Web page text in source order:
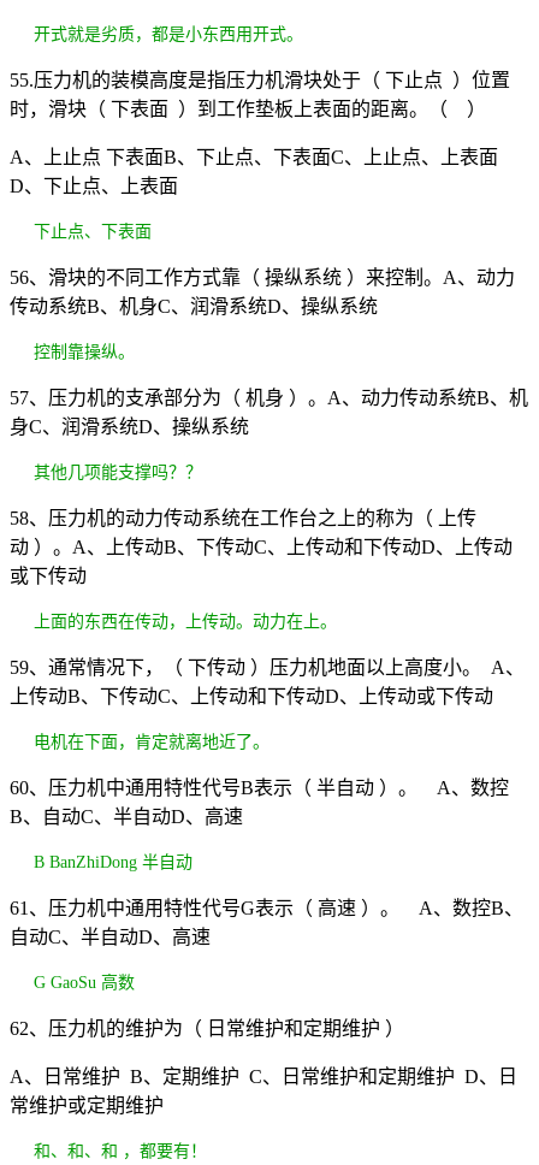
开式就是劣质，都是小东西用开式。
55.压力机的装模高度是指压力机滑块处于（ 下止点 ）位置
时，滑块（ 下表面 ）到工作垫板上表面的距离。（ ）
A、上止点 下表面B、下止点、下表面C、上止点、上表面
D、下止点、上表面
下止点、下表面
56、滑块的不同工作方式靠（ 操纵系统 ）来控制。A、动力
传动系统B、机身C、润滑系统D、操纵系统
控制靠操纵。
57、压力机的支承部分为（ 机身 ）。A、动力传动系统B、机
身C、润滑系统D、操纵系统
其他几项能支撑吗？？
58、压力机的动力传动系统在工作台之上的称为（ 上传
动 ）。A、上传动B、下传动C、上传动和下传动D、上传动
或下传动
上面的东西在传动，上传动。动力在上。
59、通常情况下，（ 下传动 ）压力机地面以上高度小。 A、
上传动B、下传动C、上传动和下传动D、上传动或下传动
电机在下面，肯定就离地近了。
60、压力机中通用特性代号B表示（ 半自动 ）。 A、数控
B、自动C、半自动D、高速
B BanZhiDong 半自动
61、压力机中通用特性代号G表示（ 高速 ）。 A、数控B、
自动C、半自动D、高速
G GaoSu 高数
62、压力机的维护为（ 日常维护和定期维护 ）
A、日常维护 B、定期维护 C、日常维护和定期维护 D、日
常维护或定期维护
和、和、和 ，都要有！